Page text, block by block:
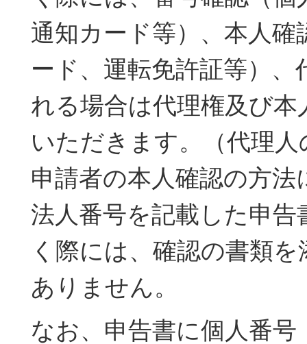
通知カード等）、本人確
ード、運転免許証等）、
れる場合は代理権及び
いただきます。（代理
申請者の本人確認の方法
法人番号を記載した申告
く際には、確認の書類
ありません。
なお、申告書に個人番号